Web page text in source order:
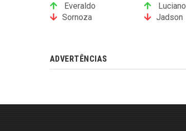
Everaldo
Sornoza
Luciano
Jadson
ADVERTÊNCIAS